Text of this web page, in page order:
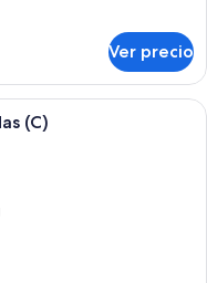
Ver precio
de hotel con una cama
(C)